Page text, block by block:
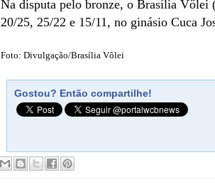
Na disputa pelo bronze, o Brasília Vôlei
20/25, 25/22 e 15/11, no ginásio Cuca
Foto: Divulgação/Brasília Vôlei
Gostou? Então compartilhe!